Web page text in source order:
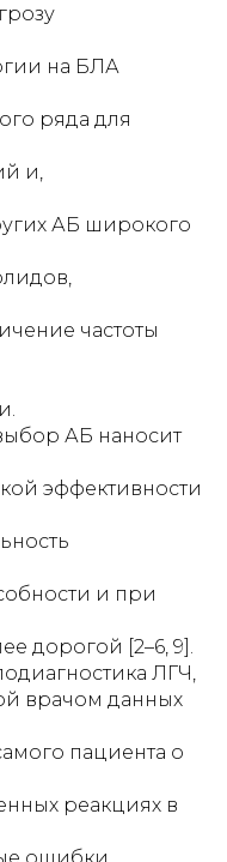
на БЛА
ряда для
и,
АБ широкого
частоты
АБ наносит
эффективности
и при
дорогой [2–6, 9].
ЛГЧ,
врачом данных
пациента о
реакциях в